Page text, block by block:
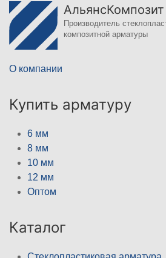
АльянсКомпозит
Производитель
композитной арматуры
О компании
Купить арматуру
6 мм
8 мм
10 мм
12 мм
Оптом
Каталог